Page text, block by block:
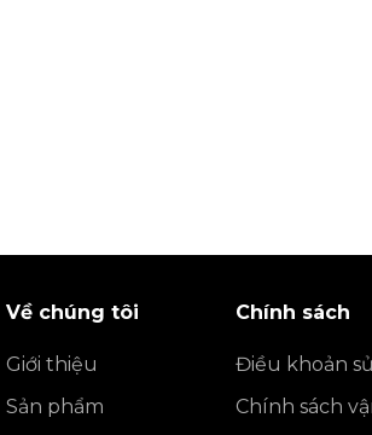
cao tầng.
đến rò rỉ, kẹt van khi có sự cố,
vị sản xuất uy tín trong nước
Về chúng tôi
Giới thiệu
Sản phẩm
Chính sách
Điều khoản
Chính sách